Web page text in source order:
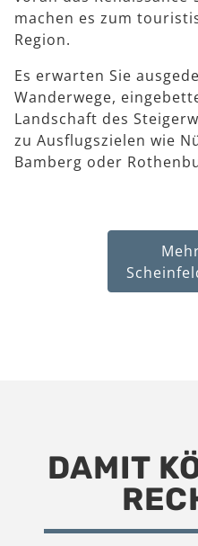
machen es zum
Region.
Es erwarten Sie
Wanderwege,
Landschaft des
zu Ausflugszielen wie
Bamberg oder
DAMIT